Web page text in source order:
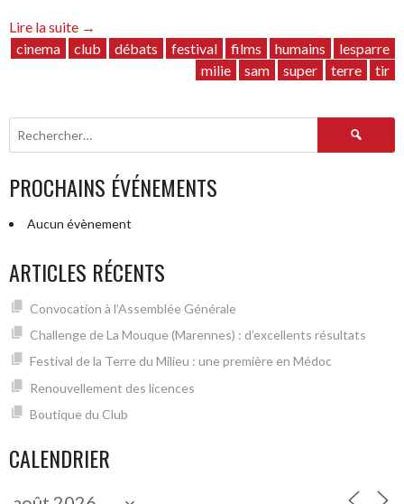
Lire la suite
“Festival
de
Milieu
:
une
première
en
→
cinema
club débats festival films humains
lesparre
milie
sam super terre tir
Rechercher :
PROCHAINS ÉVÉNEMENTS
Aucun évènement
ARTICLES RÉCENTS
Convocation à l’Assemblée Générale
Challenge de La Mouque (Marennes) : d’excellents résultats
Festival de la Terre du Milieu : une première en Médoc
Renouvellement des licences
Boutique du Club
CALENDRIER